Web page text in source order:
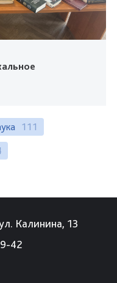
111
Калинина, 13
42